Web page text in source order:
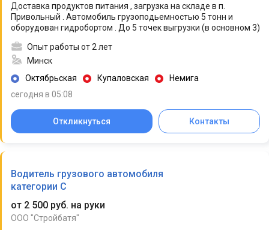
Доставка продуктов питания , загрузка на складе в п.
Привольный . Автомобиль грузоподьемностью 5 тонн и
оборудован гидробортом . До 5 точек выгрузки (в основном 3)
Опыт работы от 2 лет
Минск
Октябрьская
Купаловская
Немига
сегодня в 05:08
Откликнуться Контакты
Водитель грузового автомобиля
категории C
от 2 500 руб. на руки
ООО "Стройбатя"